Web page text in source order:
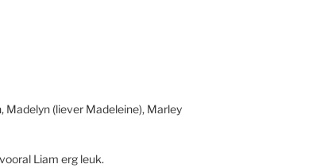
Madelyn (liever Madeleine), Marley
Liam erg leuk.